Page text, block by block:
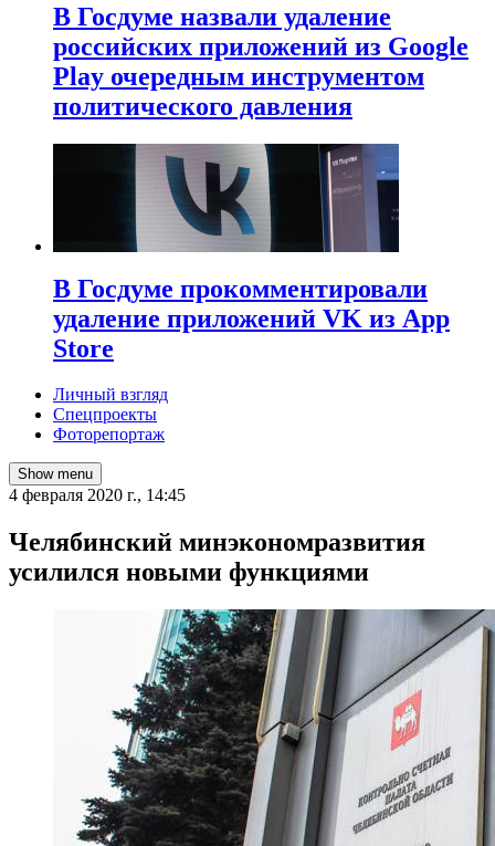
В Госдуме назвали удаление
российских приложений из Google
Play очередным инструментом
политического давления
В Госдуме прокомментировали
удаление приложений VK из App
Store
Личный взгляд
Спецпроекты
Фоторепортаж
Show menu
4 февраля 2020 г., 14:45
Челябинский минэкономразвития
усилился новыми функциями